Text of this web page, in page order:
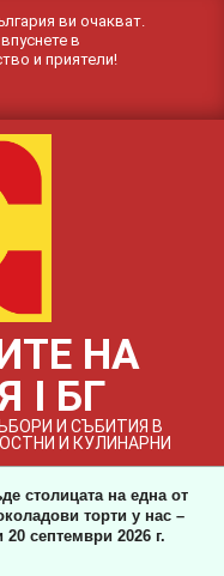
ви очакват.
в
и приятели!
НА
I БГ
И СЪБИТИЯ В
И КУЛИНАРНИ
столицата на една от
торти у нас –
септември 2026 г.